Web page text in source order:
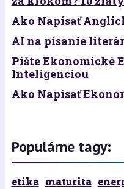
Ako Napísať
AI na písanie
Píšte Ekonomické
Inteligenciou
Ako Napísať
Populárne tagy:
etika maturita